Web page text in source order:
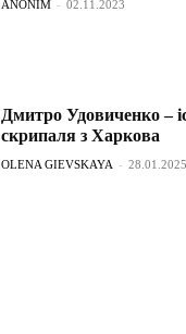
ANONIM - 02.11.2023
Дмитро Удовиченко –
скрипаля з Харкова
OLENA GIEVSKAYA - 28.01.2025